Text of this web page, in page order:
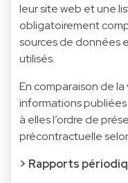
leur site web et une
obligatoirement
sources de données
utilisés.
En comparaison de
informations
à elles l’ordre de
précontractuelle
> Rapports